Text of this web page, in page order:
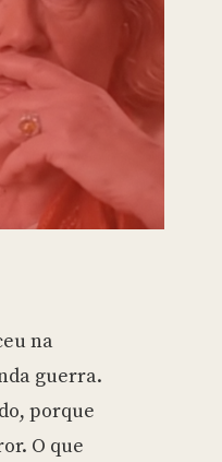
na
guerra.
porque
O que